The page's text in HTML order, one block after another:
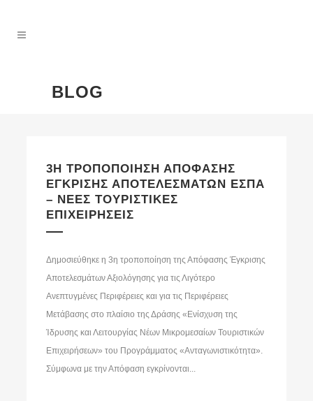
BLOG
3Η ΤΡΟΠΟΠΟΙΗΣΗ ΑΠΟΦΑΣΗΣ
ΕΓΚΡΙΣΗΣ ΑΠΟΤΕΛΕΣΜΑΤΩΝ ΕΣΠΑ
– ΝΕΕΣ ΤΟΥΡΙΣΤΙΚΕΣ
ΕΠΙΧΕΙΡΗΣΕΙΣ
Δημοσιεύθηκε η 3η τροποποίηση της Απόφασης Έγκρισης
Αποτελεσμάτων Αξιολόγησης για τις Λιγότερο
Ανεπτυγμένες Περιφέρειες και για τις Περιφέρειες
Μετάβασης στο πλαίσιο της Δράσης «Ενίσχυση της
Ίδρυσης και Λειτουργίας Νέων Μικρομεσαίων Τουριστικών
Επιχειρήσεων» του Προγράμματος «Ανταγωνιστικότητα».
Σύμφωνα με την Απόφαση εγκρίνονται...